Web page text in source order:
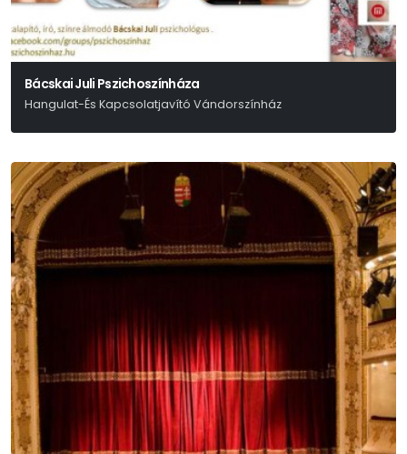
Bácskai Juli Pszichoszínháza
Hangulat-És Kapcsolatjavító Vándorszínház